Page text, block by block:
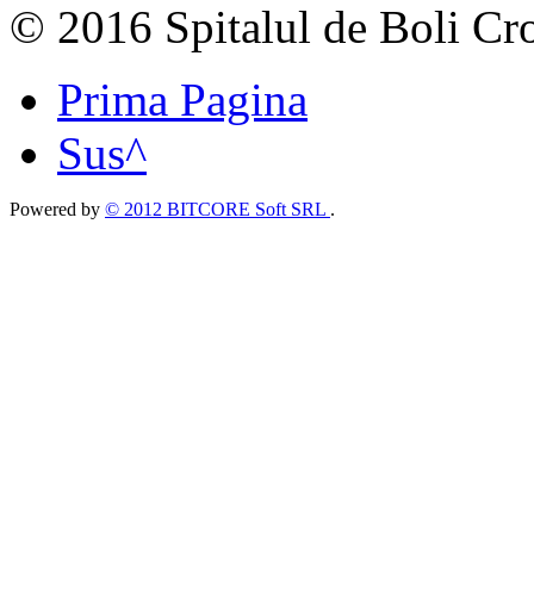
© 2016 Spitalul de Boli
Prima Pagina
Sus^
Powered by © 2012 BITCORE Soft SRL .